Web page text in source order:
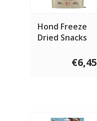
Hond Freeze
Dried Snacks
€6,45